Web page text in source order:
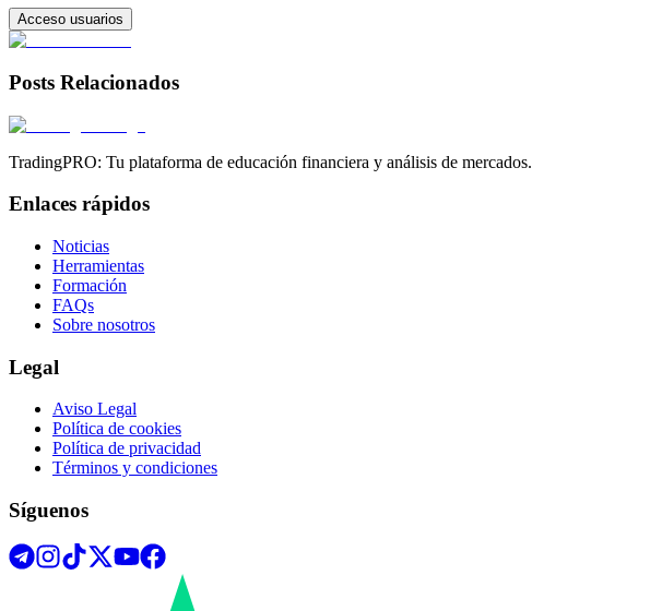
Acceso usuarios
Posts Relacionados
TradingPRO: Tu plataforma de educación financiera y análisis de mercados.
Enlaces rápidos
Noticias
Herramientas
Formación
FAQs
Sobre nosotros
Legal
Aviso Legal
Política de cookies
Política de privacidad
Términos y condiciones
Síguenos